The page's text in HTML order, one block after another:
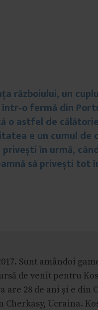
războiului, un
într‐o fermă din
o astfel de
e un cumul de
privești în urmă,
să privești tot
Sunt amândoi
de venit pentru
28 de ani și e din
Cherkasy, Ucraina.